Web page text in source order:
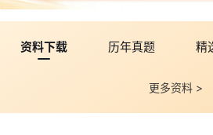
（四）报考人员涉嫌犯罪的（包括
体印章等），依法移送司法机关。
资料下载 历年真题 精
更多资料 >